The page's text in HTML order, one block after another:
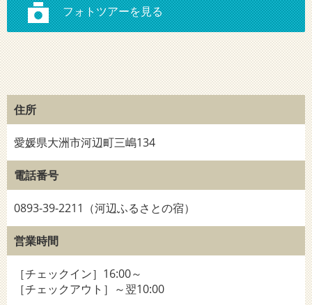
住所
愛媛県大洲市河辺町三嶋134
電話番号
0893-39-2211（河辺ふるさとの宿）
営業時間
［チェックイン］16:00～
［チェックアウト］～翌10:00